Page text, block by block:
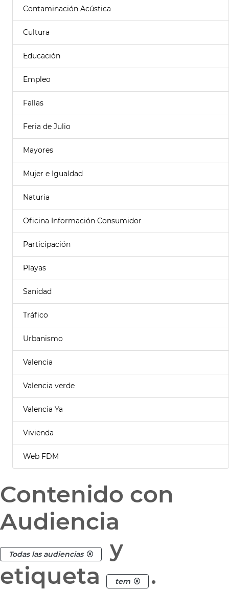
Contaminación Acústica
Cultura
Educación
Empleo
Fallas
Feria de Julio
Mayores
Mujer e Igualdad
Naturia
Oficina Información Consumidor
Participación
Playas
Sanidad
Tráfico
Urbanismo
Valencia
Valencia verde
Valencia Ya
Vivienda
Web FDM
Contenido con
Audiencia
Todas las audiencias
y
etiqueta
tem .